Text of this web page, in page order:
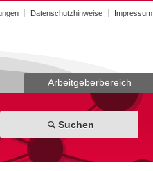
Datenschutzhinweise Impressum
Arbeitgeberbereich
Suchen